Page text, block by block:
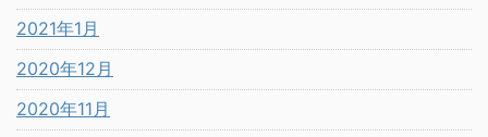
2021年1月
2020年12月
2020年11月